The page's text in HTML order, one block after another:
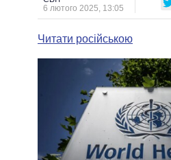
6 лютого 2025, 13:05
Читати російською